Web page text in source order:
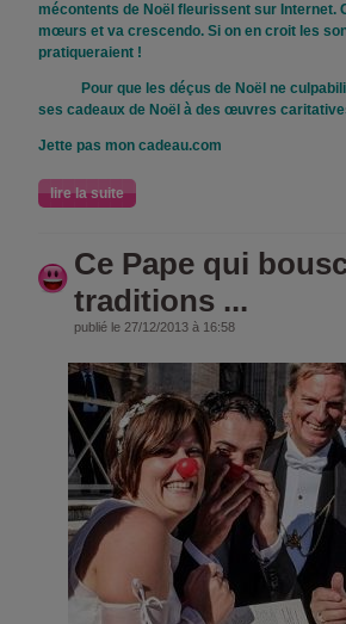
mécontents de Noël fleurissent sur Internet.
mœurs et va crescendo. Si on en croit les
pratiqueraient !
Pour que les déçus de Noël ne
ses cadeaux de Noël à des œuvres
Jette pas mon cadeau.com
lire la suite
Ce Pape qui
traditions ...
publié le 27/12/2013 à 16:58